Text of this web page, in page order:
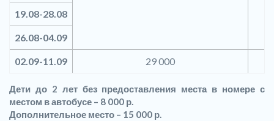
19.08-28.08
26.08-04.09
02.09-11.09 29 000
Дети до 2 лет без предоставления места в номере с
местом в автобусе – 8 000 р.
Дополнительное место – 15 000 р.